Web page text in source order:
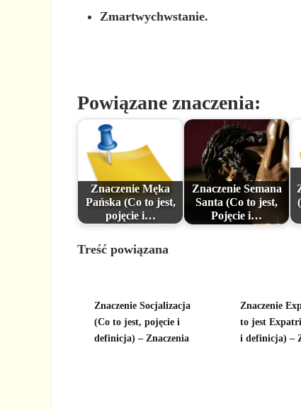
Zmartwychwstanie.
Powiązane znaczenia:
Znaczenie Męka
Pańska (Co to jest,
pojęcie i…
Znaczenie Semana
Santa (Co to jest,
Pojęcie i…
Treść powiązana
Znaczenie Socjalizacja
(Co to jest, pojęcie i
definicja) – Znaczenia
Znaczenie
to jest
i definicja) –